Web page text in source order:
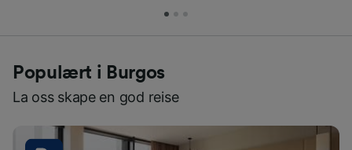
Populært i Burgos
La oss skape en god reise